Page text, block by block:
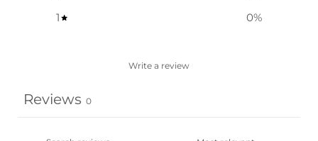
1
0%
Write a review
Reviews 0